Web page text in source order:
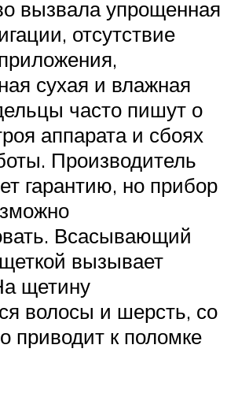
вызвала упрощенная
отсутствие
сухая и влажная
часто пишут о
аппарата и сбоях
Производитель
гарантию, но прибор
Всасывающий
вызывает
щетину
волосы и шерсть, со
приводит к поломке